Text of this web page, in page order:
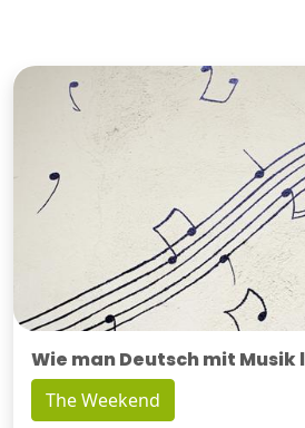
Wie man Deutsch mit Musik
The Weekend